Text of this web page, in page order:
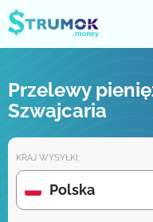
Przelewy pieniężne
Digital konto
Recenzje partnerów
Przelewy
Szwajcaria
KRAJ WYSYŁKI:
Polska